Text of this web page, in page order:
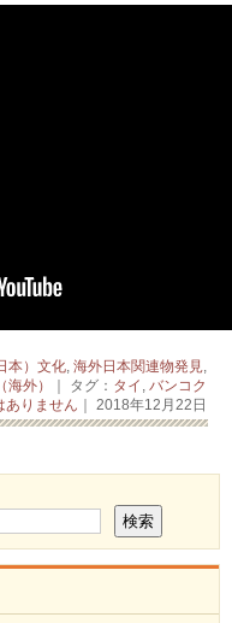
本）文化, 海外日本関連物発見,
海外） ｜ タグ： タイ , バンコク
ありません ｜ 2018年12月22日